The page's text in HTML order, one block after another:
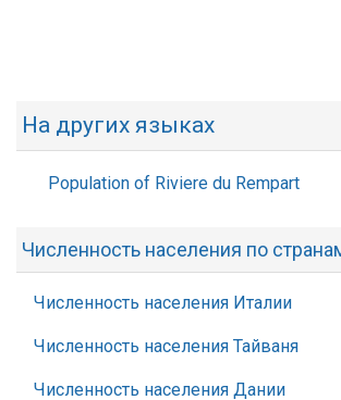
На других языках
Population of Riviere du Rempart
Численность населения по
Численность населения Италии
Численность населения Тайваня
Численность населения Дании